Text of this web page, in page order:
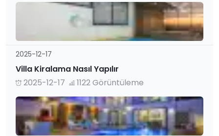
2025-12-17
Villa Kiralama Nasıl Yapılır
2025-12-17
1122 Görüntüleme